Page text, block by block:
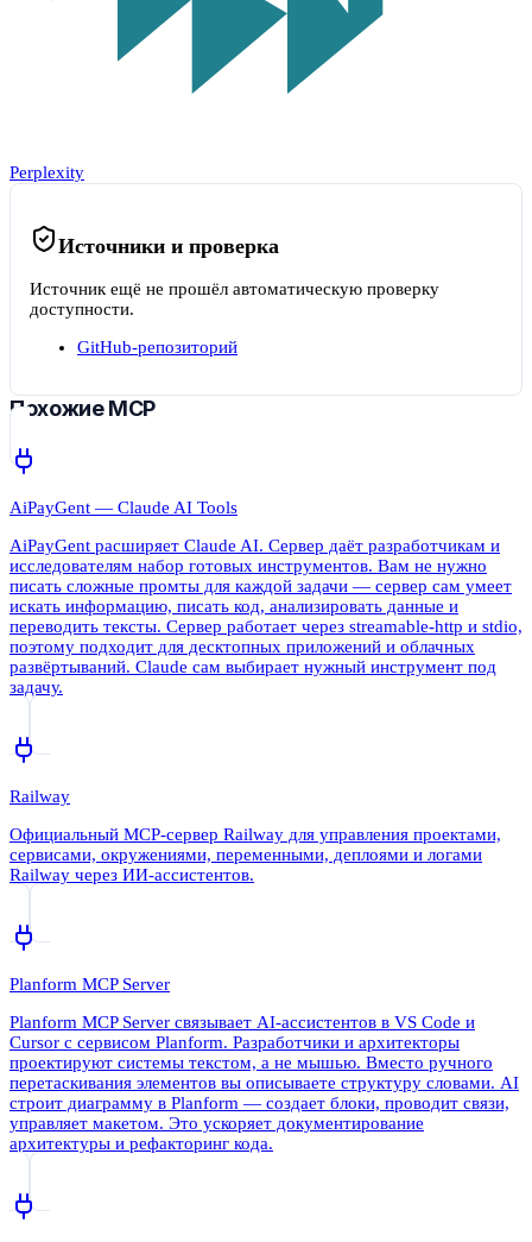
Perplexity
Источники и проверка
Источник ещё не прошёл автоматическую проверку
доступности.
GitHub-репозиторий
Похожие MCP
AiPayGent — Claude AI Tools
AiPayGent расширяет Claude AI. Сервер даёт разработчикам и
исследователям набор готовых инструментов. Вам не нужно
писать сложные промты для каждой задачи — сервер сам умеет
искать информацию, писать код, анализировать данные и
переводить тексты. Сервер работает через streamable-http и stdio,
поэтому подходит для десктопных приложений и облачных
развёртываний. Claude сам выбирает нужный инструмент под
задачу.
Railway
Официальный MCP-сервер Railway для управления проектами,
сервисами, окружениями, переменными, деплоями и логами
Railway через ИИ-ассистентов.
Planform MCP Server
Planform MCP Server связывает AI-ассистентов в VS Code и
Cursor с сервисом Planform. Разработчики и архитекторы
проектируют системы текстом, а не мышью. Вместо ручного
перетаскивания элементов вы описываете структуру словами. AI
строит диаграмму в Planform — создает блоки, проводит связи,
управляет макетом. Это ускоряет документирование
архитектуры и рефакторинг кода.